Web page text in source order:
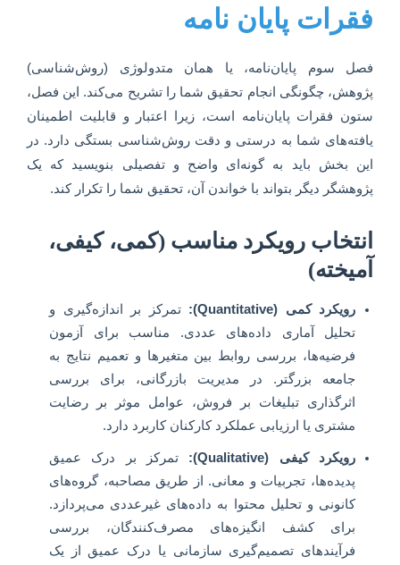
فقرات پایان نامه
فصل سوم پایان‌نامه، یا همان متدولوژی (روش‌شناسی)
پژوهش، چگونگی انجام تحقیق شما را تشریح می‌کند. این فصل،
ستون فقرات پایان‌نامه است، زیرا اعتبار و قابلیت اطمینان
یافته‌های شما به درستی و دقت روش‌شناسی بستگی دارد. در
این بخش باید به گونه‌ای واضح و تفصیلی بنویسید که یک
پژوهشگر دیگر بتواند با خواندن آن، تحقیق شما را تکرار کند.
انتخاب رویکرد مناسب (کمی، کیفی،
آمیخته)
رویکرد کمی (Quantitative):
تمرکز بر اندازه‌گیری و
تحلیل آماری داده‌های عددی. مناسب برای آزمون
فرضیه‌ها، بررسی روابط بین متغیرها و تعمیم نتایج به
جامعه بزرگتر. در مدیریت بازرگانی، برای بررسی
اثرگذاری تبلیغات بر فروش، عوامل موثر بر رضایت
مشتری یا ارزیابی عملکرد کارکنان کاربرد دارد.
رویکرد کیفی (Qualitative):
تمرکز بر درک عمیق
پدیده‌ها، تجربیات و معانی. از طریق مصاحبه، گروه‌های
کانونی و تحلیل محتوا به داده‌های غیرعددی می‌پردازد.
برای کشف انگیزه‌های مصرف‌کنندگان، بررسی
فرآیندهای تصمیم‌گیری سازمانی یا درک عمیق از یک